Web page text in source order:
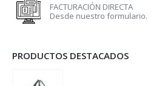
FACTURACIÓN DIRECTA
Desde nuestro formulario.
PRODUCTOS DESTACADOS